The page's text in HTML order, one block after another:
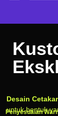
Penyesuaian
Desain
untuk bentuk